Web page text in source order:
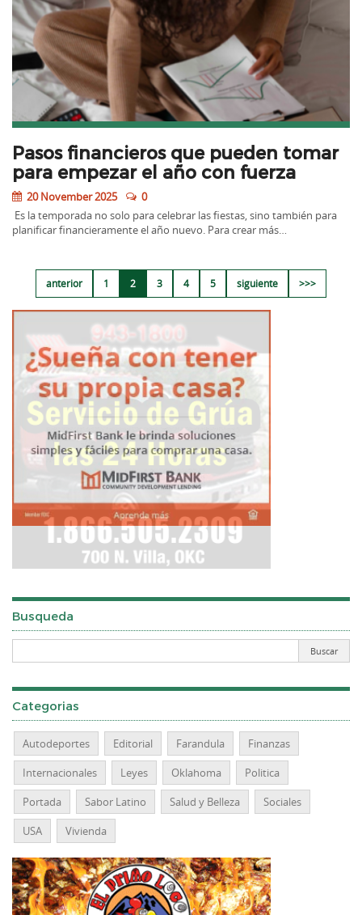
Pasos financieros que pueden tomar
para empezar el año con fuerza
20 November 2025
0
Es la temporada no solo para celebrar las fiestas, sino también para
planificar financieramente el año nuevo. Para crear más…
anterior 1 2 3 4 5 siguiente >>>
Busqueda
Categorias
Autodeportes Editorial Farandula
Finanzas
Internacionales
Leyes Oklahoma
Politica
Portada
Sabor Latino Salud y Belleza
Sociales
USA
Vivienda